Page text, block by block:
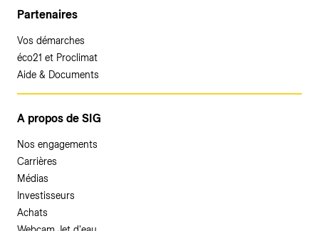
Partenaires
Vos démarches
éco21 et Proclimat
Aide & Documents
A propos de SIG
Nos engagements
Carrières
Médias
Investisseurs
Achats